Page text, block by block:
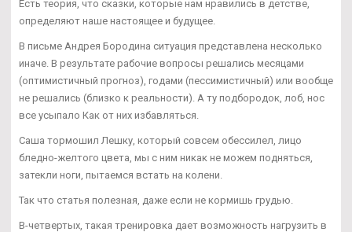
Есть теория, что сказки, которые нам нравились в детстве,
определяют наше настоящее и будущее.
В письме Андрея Бородина ситуация представлена несколько
иначе. В результате рабочие вопросы решались месяцами
(оптимистичный прогноз), годами (пессимистичный) или вообще
не решались (близко к реальности). А ту подбородок, лоб, нос
все усыпало Как от них избавляться.
Саша тормошил Лешку, который совсем обессилел, лицо
бледно-желтого цвета, мы с ним никак не можем подняться,
затекли ноги, пытаемся встать на колени.
Так что статья полезная, даже если не кормишь грудью.
В-четвертых, такая тренировка дает возможность нагрузить в